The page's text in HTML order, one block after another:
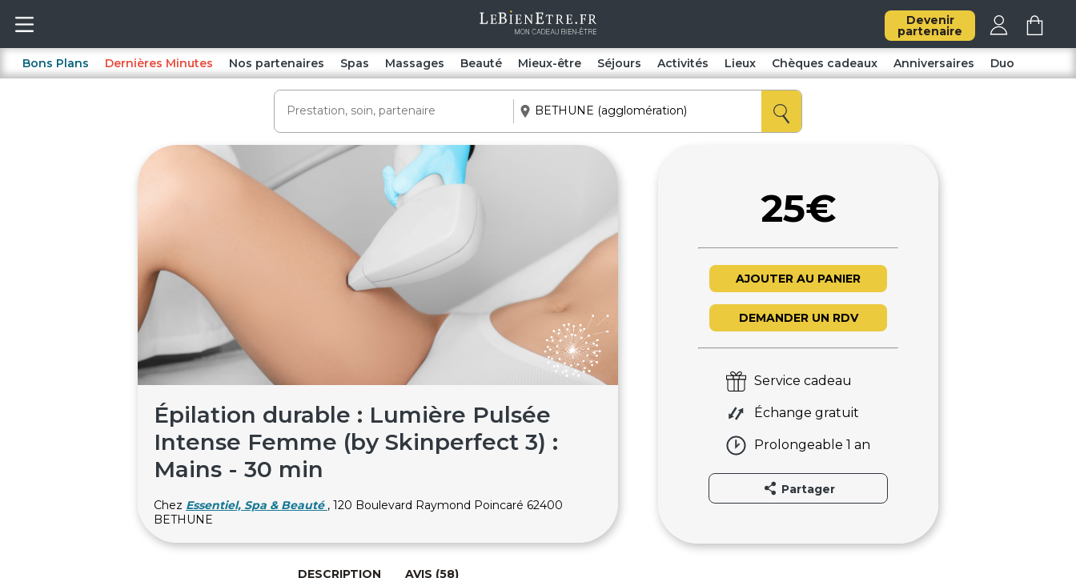
Devenir
partenaire
Bons Plans Dernières Minutes Nos partenaires Spas Massages Beauté Mieux-être Séjours Activités Lieux Chèques cadeaux Anniversaires Duo
Épilation durable : Lumière Pulsée
Intense Femme (by Skinperfect 3) :
Mains - 30 min
Chez Essentiel, Spa & Beauté , 120 Boulevard Raymond Poincaré 62400
BETHUNE
DESCRIPTION AVIS (58)
25€
AJOUTER AU PANIER
DEMANDER UN RDV
Service cadeau
Échange gratuit
Prolongeable 1 an
Partager